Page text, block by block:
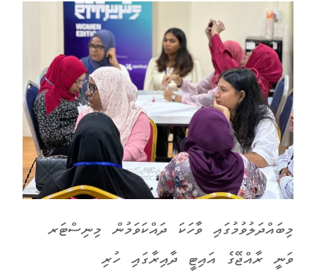
މިބައްދަލުވުމުގައި ވާހަކަ ދައްކަވަމުން މިނިސްޓަރ
ވަނީ ރާއްޖޭގެ އައިޓީ ދާއިރާގައި ހުރި